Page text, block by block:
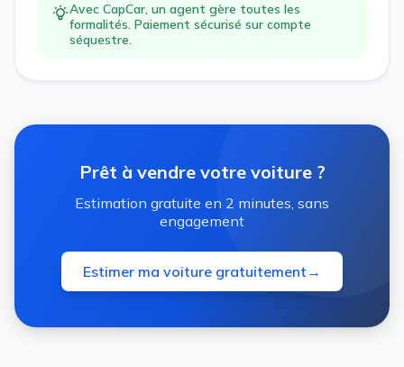
Avec CapCar, un agent gère toutes les
formalités. Paiement sécurisé sur compte
séquestre.
Prêt à vendre votre voiture ?
Estimation gratuite en 2 minutes, sans
engagement
Estimer ma voiture gratuitement →